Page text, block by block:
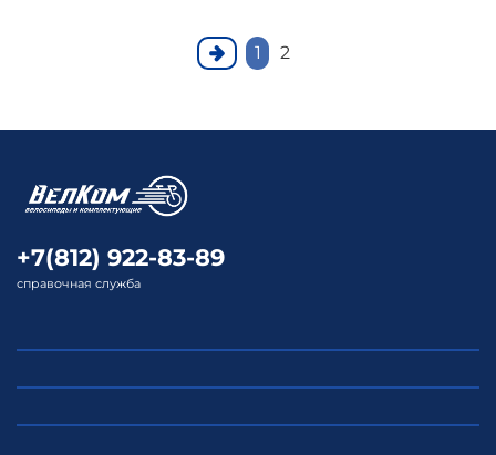
1 2
+7(812) 922-83-89
справочная служба